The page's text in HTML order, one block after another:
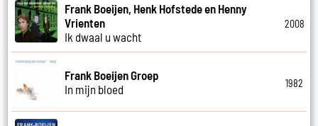
Frank Boeijen, Henk Hofstede en Henny
Vrienten
Ik dwaal u wacht
2008
Frank Boeijen Groep
In mijn bloed
1982